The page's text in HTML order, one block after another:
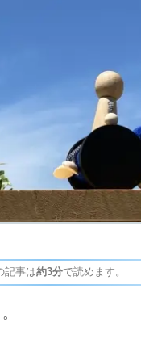
記事は約3分で読めます。